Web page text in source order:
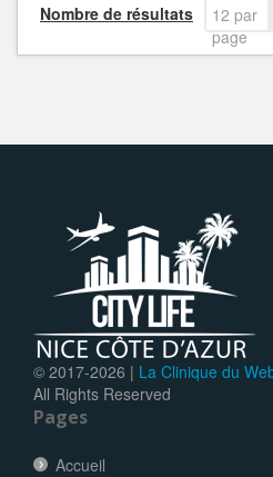
Nombre de résultats
12 par
page
© 2017-2026 | La Clinique du
All Rights Reserved
Pages
Accueil